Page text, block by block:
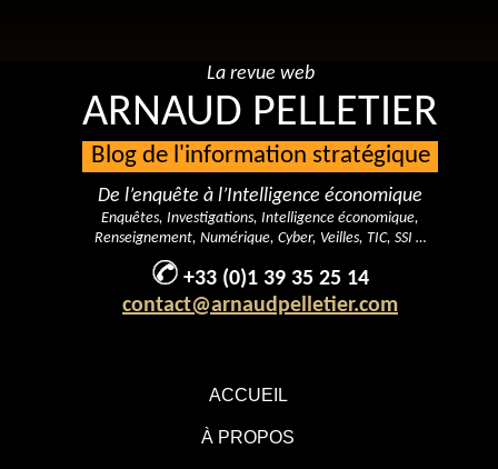
ACCUEIL
À PROPOS
La revue web
ARNAUD PELLETIER
Blog de l'information stratégique
De l’enquête à l’Intelligence économique
Enquêtes, Investigations, Intelligence économique,
Renseignement, Numérique, Cyber, Veilles, TIC, SSI …
+33 (0)1 39 35 25 14
contact@arnaudpelletier.com